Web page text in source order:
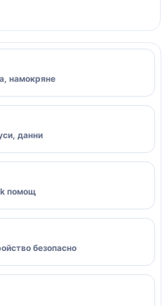
намокряне
данни
помощ
безопасно